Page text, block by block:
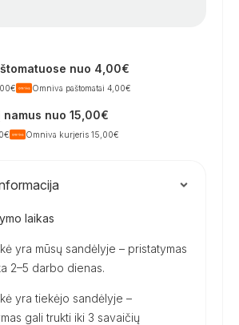
nuo 4,00€
Omniva paštomatai 4,00€
namus nuo 15,00€
Omniva kurjeris 15,00€
laikas
yra mūsų sandėlyje – pristatymas
2–5 darbo dienas.
yra tiekėjo sandėlyje –
gali trukti iki 3 savaičių